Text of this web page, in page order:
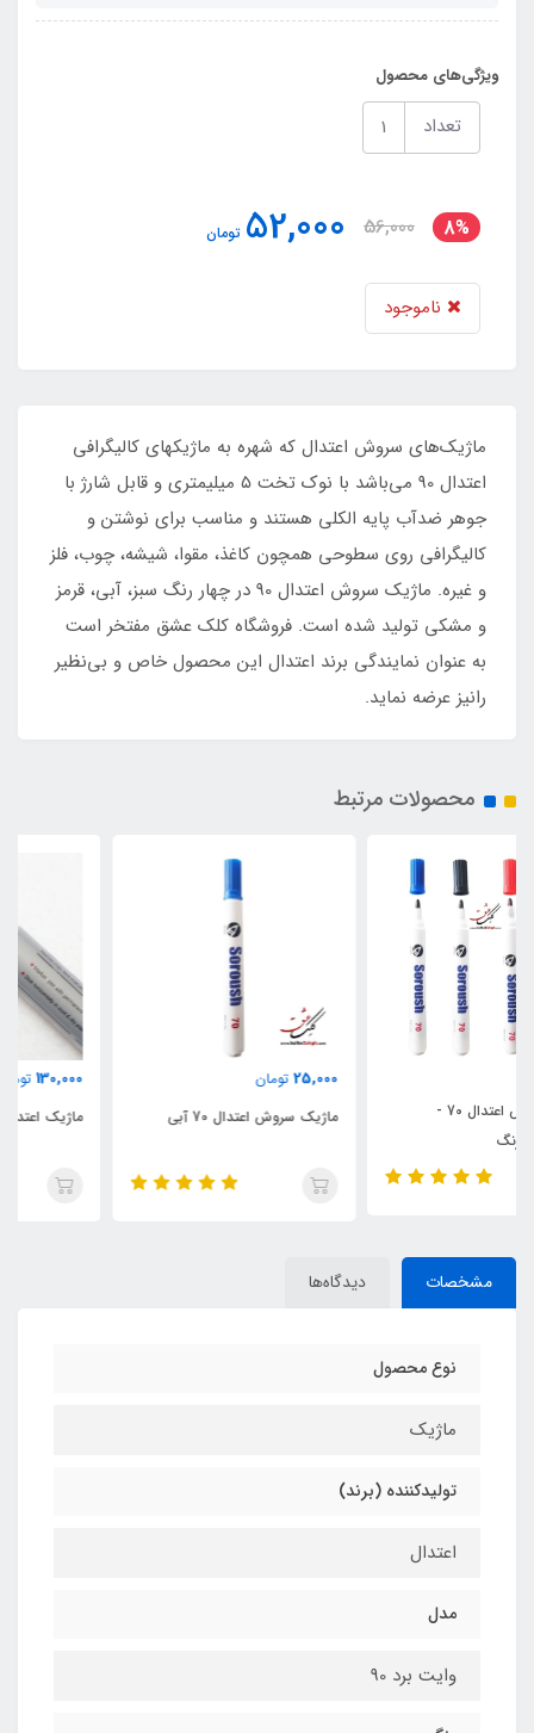
ویژگی‌های محصول
تعداد
8%
56,000
52,000 تومان
ناموجود
ماژیک‌های سروش اعتدال که شهره به ماژیکهای کالیگرافی
اعتدال 90 می‌باشد با نوک تخت ۵ میلیمتری و قابل شارژ با
جوهر ضدآب پایه الکلی هستند و مناسب برای نوشتن و
کالیگرافی روی سطوحی همچون کاغذ، مقوا، شیشه، چوب، فلز
و غیره. ماژیک سروش اعتدال 90 در چهار رنگ سبز، آبی،‌ قرمز
و مشکی تولید شده است. فروشگاه کلک عشق مفتخر است
به عنوان نمایندگی برند اعتدال این محصول خاص و بی‌نظیر
رانیز عرضه نماید.
محصولات مرتبط
ماژیک سروش اعتدال 70 آبی
ماژیک اعتدال 600 سورمه‌ای
مشخصات دیدگاه‌ها
نوع محصول
ماژیک
تولیدکننده (برند)
اعتدال
مدل
وایت برد 90